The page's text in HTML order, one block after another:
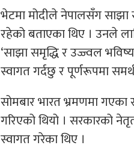
भेटमा मोदीले नेपालसँग साझा
रहेको बताएका थिए । उनले
‘साझा समृद्धि र उज्ज्वल
स्वागत गर्दछु र पूर्णरूपमा
सोमबार भारत भ्रमणमा गएका
गरिएको थियो । सरकारको
स्वागत गरेका थिए ।